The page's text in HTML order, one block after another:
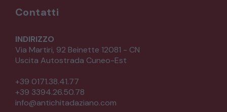
Contatti
INDIRIZZO
Via Martiri, 92 Beinette 12081 - CN
Uscita Autostrada Cuneo-Est
+39 0171.38.41.77
+39 3394.26.50.78
info@antichitadaziano.com